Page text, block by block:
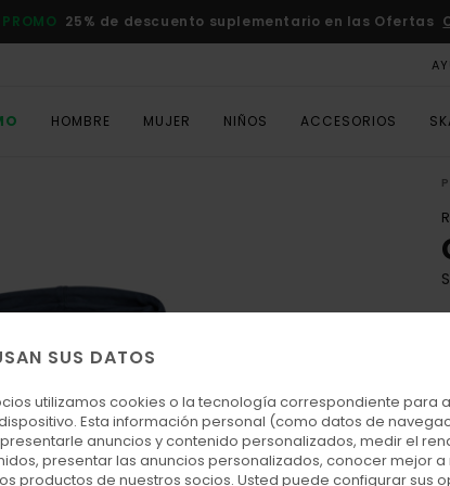
PROMO 25% de descuento suplementario en las Ofertas
HOMBRE MUJER NIÑOS ACCESORIOS
SUS DATOS
utilizamos cookies o la tecnología correspondiente
Esta información personal (como datos de
anuncios y contenido personalizados, medir el
presentar las anuncios personalizados, conocer mejor
productos de nuestros socios. Usted puede configurar sus